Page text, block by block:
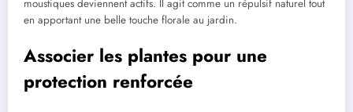
moustiques deviennent actifs. Il agit comme un répulsif naturel tout
en apportant une belle touche florale au jardin.
Associer les plantes pour une
protection renforcée